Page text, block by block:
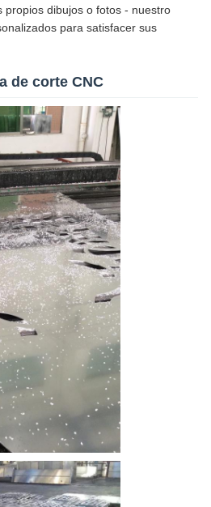
propios dibujos o fotos - nuestro
para satisfacer sus
de corte CNC